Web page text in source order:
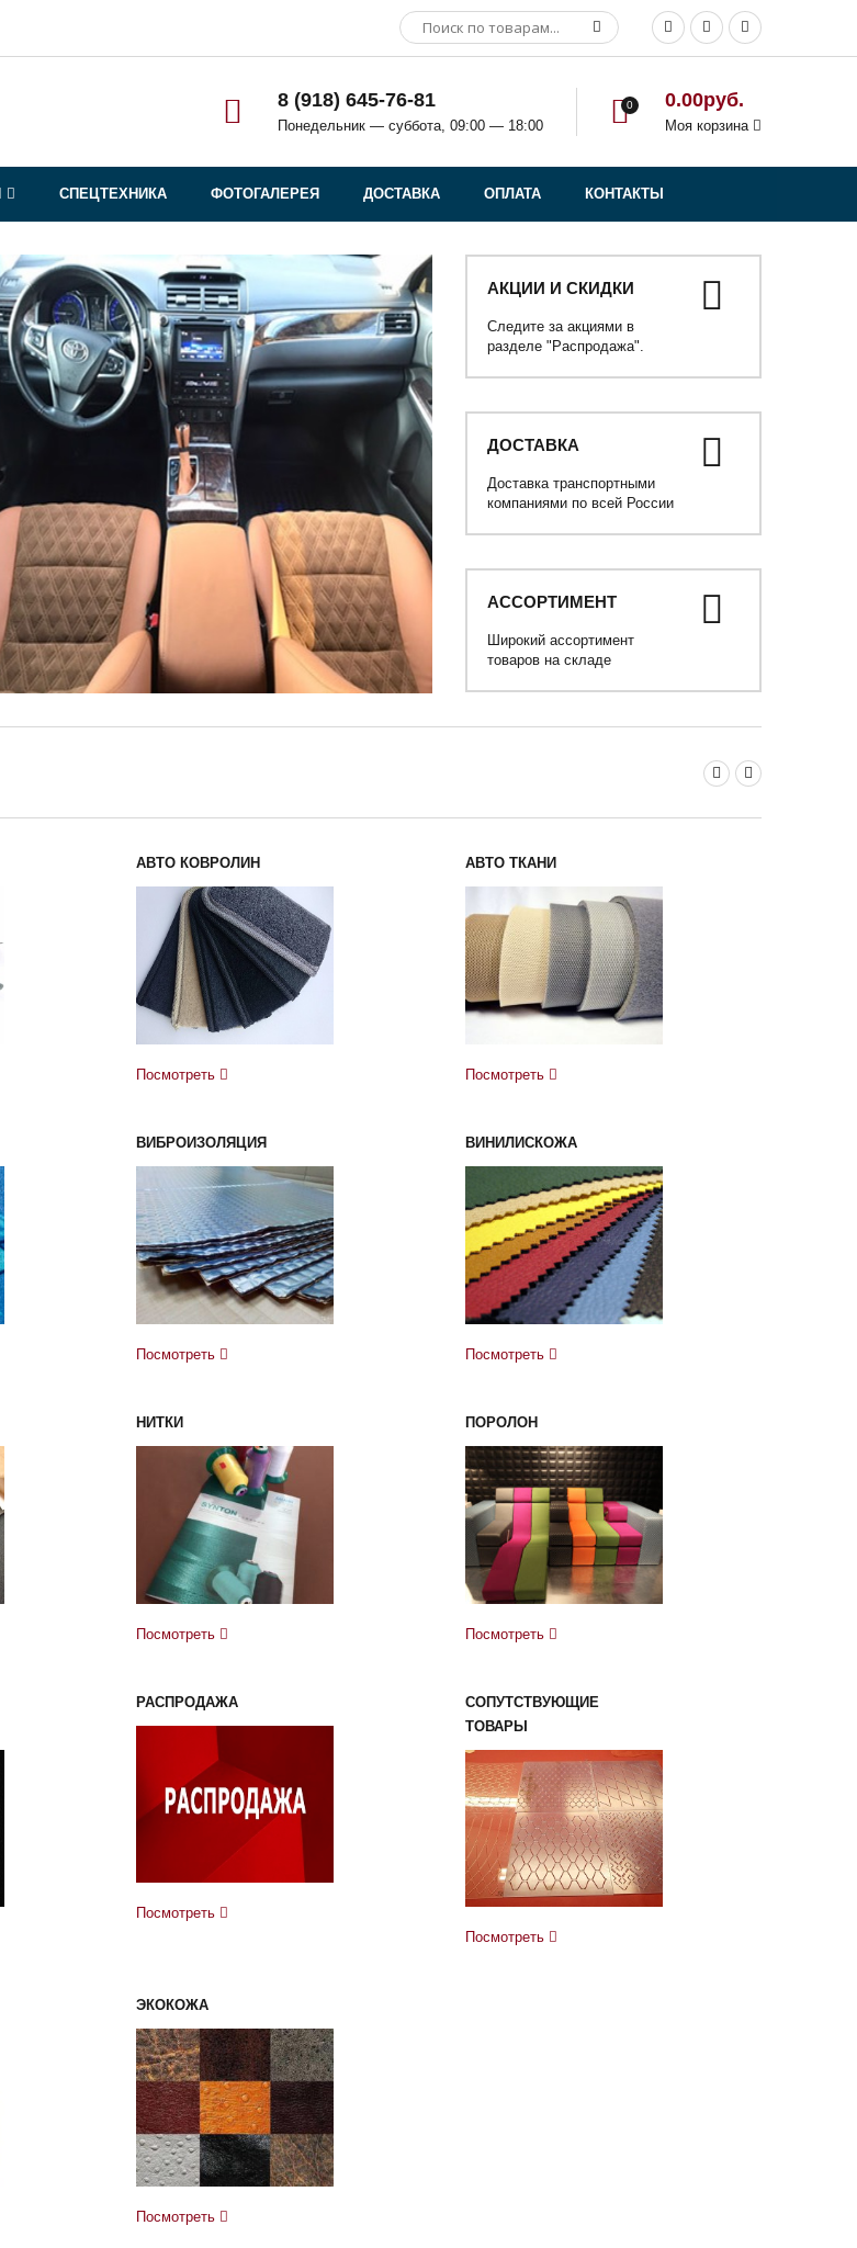
8 (918) 645-76-81
Понедельник — суббота, 09:00 — 18:00
0 0.00руб.
Моя корзина
СПЕЦТЕХНИКА ФОТОГАЛЕРЕЯ ДОСТАВКА ОПЛАТА КОНТАКТЫ
АКЦИИ И СКИДКИ
Следите за акциями в
разделе "Распродажа".
ДОСТАВКА
Доставка транспортными
компаниями по всей России
АССОРТИМЕНТ
Широкий ассортимент
товаров на складе
АВТО КОВРОЛИН
Посмотреть
АВТО ТКАНИ
Посмотреть
ВИБРОИЗОЛЯЦИЯ
Посмотреть
ВИНИЛИСКОЖА
Посмотреть
НИТКИ
Посмотреть
ПОРОЛОН
Посмотреть
РАСПРОДАЖА
Посмотреть
СОПУТСТВУЮЩИЕ
ТОВАРЫ
Посмотреть
ЭКОКОЖА
Посмотреть